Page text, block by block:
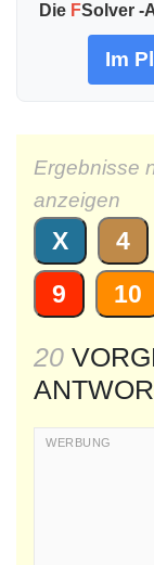
Die FSolver -
Im
Ergebnisse
anzeigen
X 4
9
10
20